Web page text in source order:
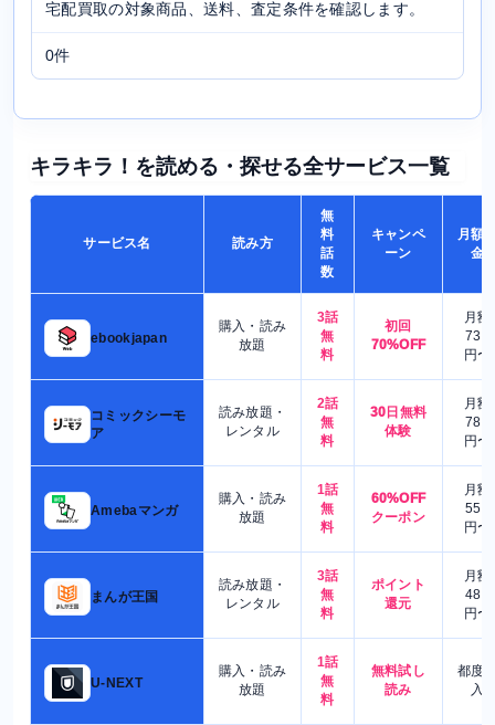
宅配買取の対象商品、送料、査定条件を確認します。
0件
キラキラ！を読める・探せる全サービス一覧
サービス名 読み方
無
料
話
数
キャンペ
ーン
月額
金
ebookjapan
購入・読み
放題
3話
無
料
初回
70%OFF
月額
730
円〜
コミックシーモ
ア
読み放題・
レンタル
2話
無
料
30日無料
体験
月額
780
円〜
Amebaマンガ
購入・読み
放題
1話
無
料
60%OFF
クーポン
月額
550
円〜
まんが王国
読み放題・
レンタル
3話
無
料
ポイント
還元
月額
480
円〜
U-NEXT
購入・読み
放題
1話
無
料
無料試し
読み
都度
入